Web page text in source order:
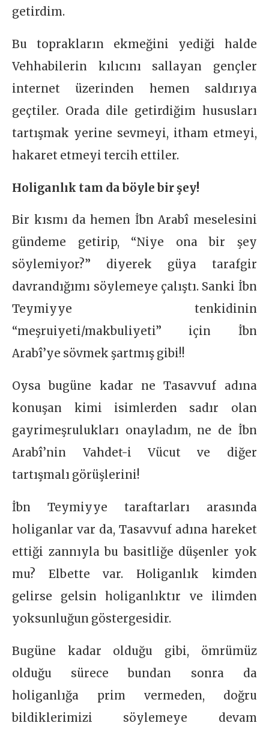
getirdim.
Bu toprakların ekmeğini yediği halde
Vehhabilerin kılıcını sallayan gençler
internet üzerinden hemen saldırıya
geçtiler. Orada dile getirdiğim hususları
tartışmak yerine sevmeyi, itham etmeyi,
hakaret etmeyi tercih ettiler.
Holiganlık tam da böyle bir şey!
Bir kısmı da hemen İbn Arabî meselesini
gündeme getirip, “Niye ona bir şey
söylemiyor?” diyerek güya tarafgir
davrandığımı söylemeye çalıştı. Sanki İbn
Teymiyye tenkidinin
“meşruiyeti/makbuliyeti” için İbn
Arabî’ye sövmek şartmış gibi!!
Oysa bugüne kadar ne Tasavvuf adına
konuşan kimi isimlerden sadır olan
gayrimeşrulukları onayladım, ne de İbn
Arabî’nin Vahdet-i Vücut ve diğer
tartışmalı görüşlerini!
İbn Teymiyye taraftarları arasında
holiganlar var da, Tasavvuf adına hareket
ettiği zannıyla bu basitliğe düşenler yok
mu? Elbette var. Holiganlık kimden
gelirse gelsin holiganlıktır ve ilimden
yoksunluğun göstergesidir.
Bugüne kadar olduğu gibi, ömrümüz
olduğu sürece bundan sonra da
holiganlığa prim vermeden, doğru
bildiklerimizi söylemeye devam